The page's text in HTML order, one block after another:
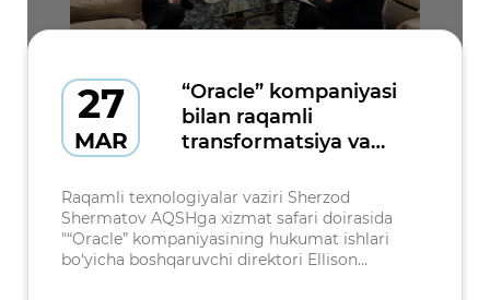
27
MAR
“Oracle” kompaniyasi
bilan raqamli
transformatsiya va
bo'yicha fikr almashildi
Raqamli texnologiyalar vaziri Sherzod
Shermatov AQSHga xizmat safari doirasida
"“Oracle” kompaniyasining hukumat ishlari
bo‘yicha boshqaruvchi direktori Ellison